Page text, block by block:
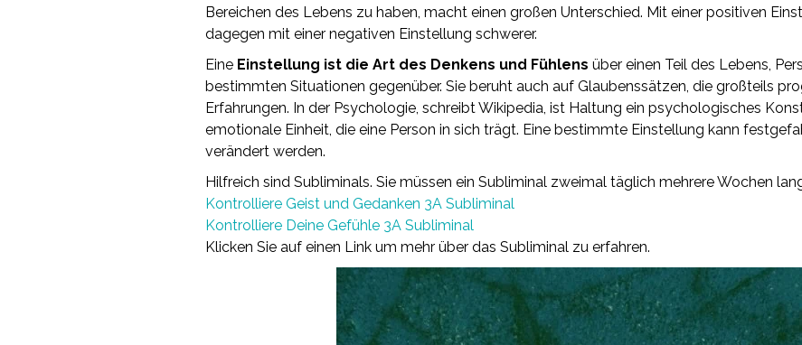
Bereichen des Lebens zu haben, macht einen großen Unterschied. Mit einer positiven
dagegen mit einer negativen Einstellung schwerer.
Eine Einstellung ist die Art des Denkens und Fühlens über einen Teil des Lebens,
bestimmten Situationen gegenüber. Sie beruht auch auf Glaubenssätzen, die großteils
Erfahrungen. In der Psychologie, schreibt Wikipedia, ist Haltung ein psychologisches
emotionale Einheit, die eine Person in sich trägt. Eine bestimmte Einstellung kann
verändert werden.
Hilfreich sind Subliminals. Sie müssen ein Subliminal zweimal täglich mehrere Wochen
Kontrolliere Geist und Gedanken 3A Subliminal
Kontrolliere Deine Gefühle 3A Subliminal
Klicken Sie auf einen Link um mehr über das Subliminal zu erfahren.